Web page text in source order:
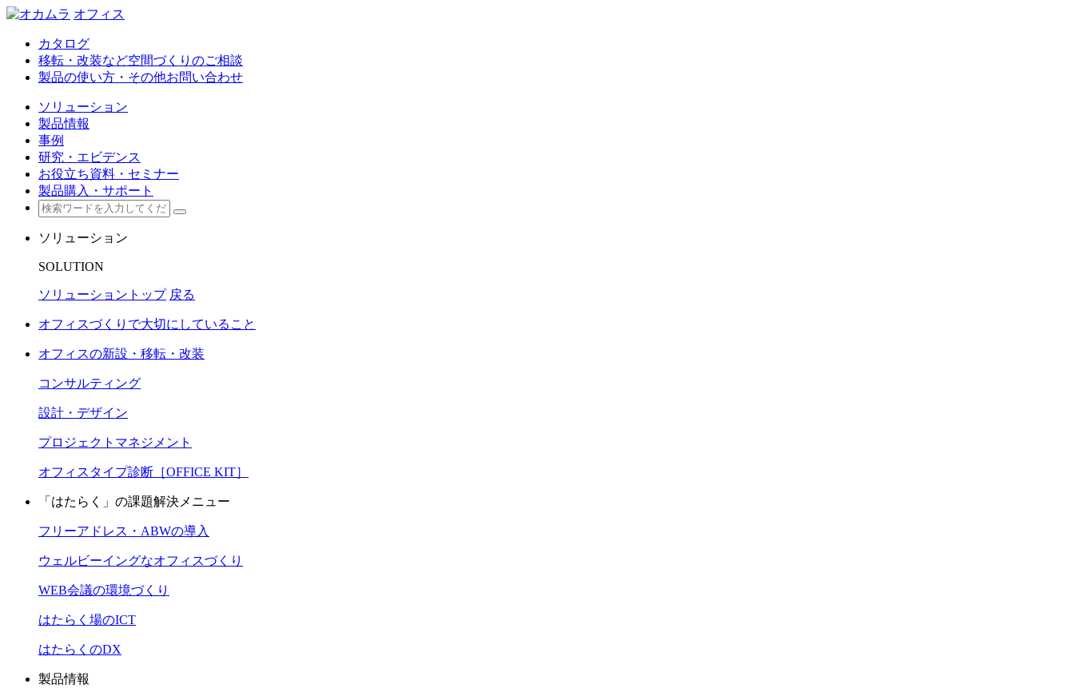
オフィス
カタログ
移転・改装など空間づくりのご相談
製品の使い方・その他お問い合わせ
ソリューション
製品情報
事例
研究・エビデンス
お役立ち資料・セミナー
製品購入・サポート
ソリューション
SOLUTION
ソリューショントップ 戻る
オフィスづくりで大切にしていること
オフィスの新設・移転・改装
コンサルティング
設計・デザイン
プロジェクトマネジメント
オフィスタイプ診断［OFFICE KIT］
「はたらく」の課題解決メニュー
フリーアドレス・ABWの導入
ウェルビーイングなオフィスづくり
WEB会議の環境づくり
はたらく場のICT
はたらくのDX
製品情報